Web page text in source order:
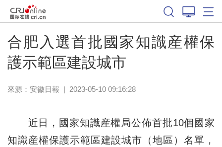
合肥入選首批國家知識産權保
護示範區建設城市
來源： 安徽日報 | 2023-05-10 09:16:28
近日，國家知識産權局公佈首批10個國家
知識産權保護示範區建設城市（地區）名單，